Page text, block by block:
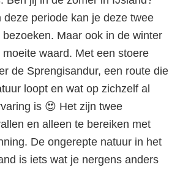
deze periode kan je deze twee
Maar ook in de winter
waard. Met een stoere
de Sprengisandur, een route die
loopt en wat op zichzelf al
is 😍 Het zijn twee
en alleen te bereiken met
De ongerepte natuur in het
is iets wat je nergens anders